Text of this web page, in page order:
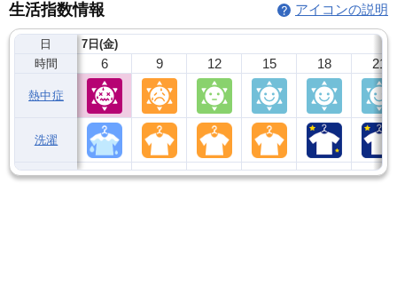
生活指数情報 アイコンの説明
日
時間
熱中症
洗濯
7日(金)
6 9 12 15 18 21